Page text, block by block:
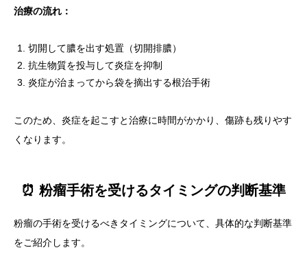
治療の流れ：
切開して膿を出す処置（切開排膿）
抗生物質を投与して炎症を抑制
炎症が治まってから袋を摘出する根治手術
このため、炎症を起こすと治療に時間がかかり、傷跡も残りやす
くなります。
⏰ 粉瘤手術を受けるタイミングの判断基準
粉瘤の手術を受けるべきタイミングについて、具体的な判断基準
をご紹介します。